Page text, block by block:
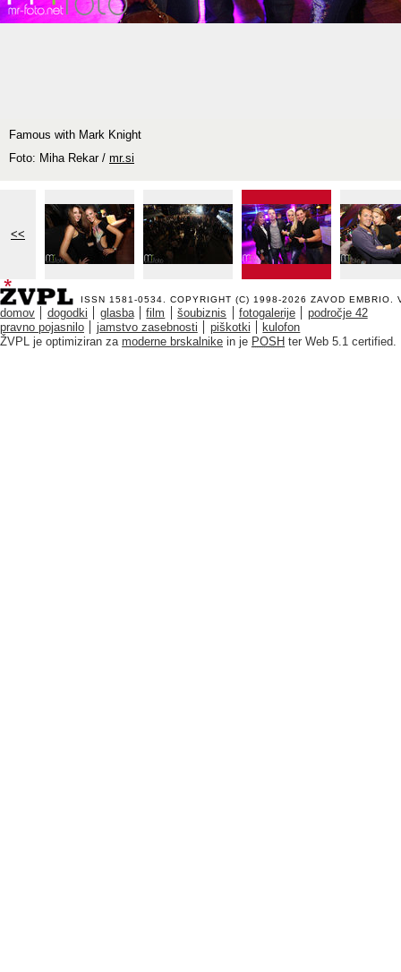
Famous with Mark Knight
Foto: Miha Rekar / mr.si
<<
ISSN 1581-0534. COPYRIGHT (C) 1998-2026 ZAVOD EMBRIO .
domov dogodki glasba film šoubiznis fotogalerije
področje 42
pravno pojasnilo
jamstvo zasebnosti piškotki
kulofon
ŽVPL je optimiziran za moderne brskalnike in je POSH ter Web 5.1 certified.